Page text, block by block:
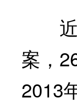
近
案，
2013